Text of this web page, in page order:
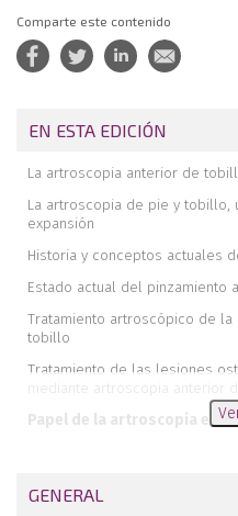
Comparte este contenido
EN ESTA EDICIÓN
La artroscopia anterior de
La artroscopia de pie y tobillo,
expansión
Historia y conceptos actuales
Estado actual del pinzamiento
Tratamiento artroscópico de
tobillo
Tratamiento de las lesiones
mediante artroscopia anterior
Papel de la artroscopia en
Artrodesis artroscópica
GENERAL